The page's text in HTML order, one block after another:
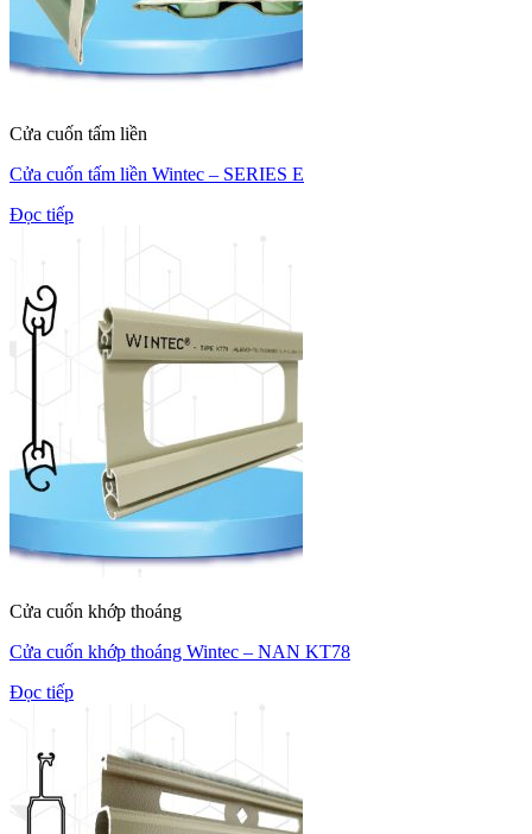
Cửa cuốn tấm liền
Cửa cuốn tấm liền Wintec – SERIES E
Đọc tiếp
Cửa cuốn khớp thoáng
Cửa cuốn khớp thoáng Wintec – NAN KT78
Đọc tiếp